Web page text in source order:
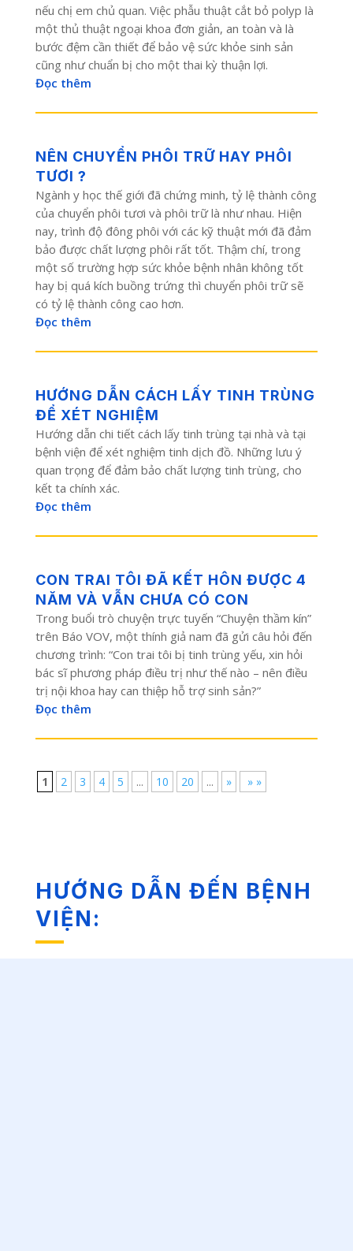
nếu chị em chủ quan. Việc phẫu thuật cắt bỏ polyp là
một thủ thuật ngoại khoa đơn giản, an toàn và là
bước đệm cần thiết để bảo vệ sức khỏe sinh sản
cũng như chuẩn bị cho một thai kỳ thuận lợi.
Đọc thêm
NÊN CHUYỂN PHÔI TRỮ HAY PHÔI
TƯƠI ?
Ngành y học thế giới đã chứng minh, tỷ lệ thành công
của chuyển phôi tươi và phôi trữ là như nhau. Hiện
nay, trình độ đông phôi với các kỹ thuật mới đã đảm
bảo được chất lượng phôi rất tốt. Thậm chí, trong
một số trường hợp sức khỏe bệnh nhân không tốt
hay bị quá kích buồng trứng thì chuyển phôi trữ sẽ
có tỷ lệ thành công cao hơn.
Đọc thêm
HƯỚNG DẪN CÁCH LẤY TINH TRÙNG
ĐỂ XÉT NGHIỆM
Hướng dẫn chi tiết cách lấy tinh trùng tại nhà và tại
bệnh viện để xét nghiệm tinh dịch đồ. Những lưu ý
quan trọng để đảm bảo chất lượng tinh trùng, cho
kết ta chính xác.
Đọc thêm
CON TRAI TÔI ĐÃ KẾT HÔN ĐƯỢC 4
NĂM VÀ VẪN CHƯA CÓ CON
Trong buổi trò chuyện trực tuyến “Chuyện thầm kín”
trên Báo VOV, một thính giả nam đã gửi câu hỏi đến
chương trình: “Con trai tôi bị tinh trùng yếu, xin hỏi
bác sĩ phương pháp điều trị như thế nào – nên điều
trị nội khoa hay can thiệp hỗ trợ sinh sản?”
Đọc thêm
1 2 3 4 5 ... 10 20 ... » » »
HƯỚNG DẪN ĐẾN BỆNH
VIỆN: